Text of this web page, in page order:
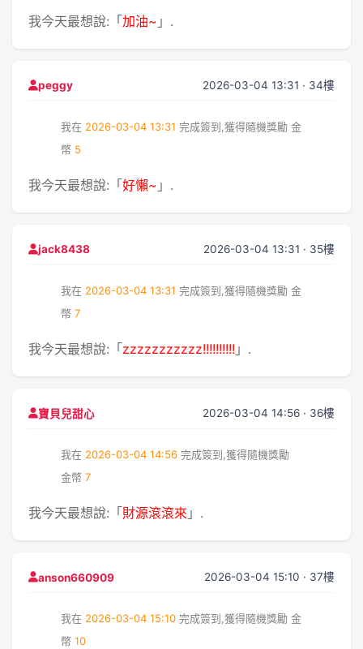
我今天最想說:「加油~ 」.
peggy 2026-03-04 13:31 · 34樓
我在 2026-03-04 13:31 完成簽到,獲得隨機獎勵 金
幣 5
我今天最想說:「好懶~ 」.
jack8438 2026-03-04 13:31 · 35樓
我在 2026-03-04 13:31 完成簽到,獲得隨機獎勵 金
幣 7
我今天最想說:「 zzzzzzzzzzz!!!!!!!!!! 」.
寶貝兒甜心 2026-03-04 14:56 · 36樓
我在 2026-03-04 14:56 完成簽到,獲得隨機獎勵
金幣 7
我今天最想說:「 財源滾滾來 」.
anson660909 2026-03-04 15:10 · 37樓
我在 2026-03-04 15:10 完成簽到,獲得隨機獎勵 金
幣 10